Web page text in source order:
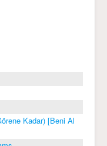
Kadar) [Beni Al